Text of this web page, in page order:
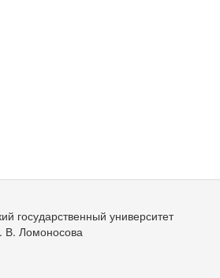
государственный университет
В. Ломоносова